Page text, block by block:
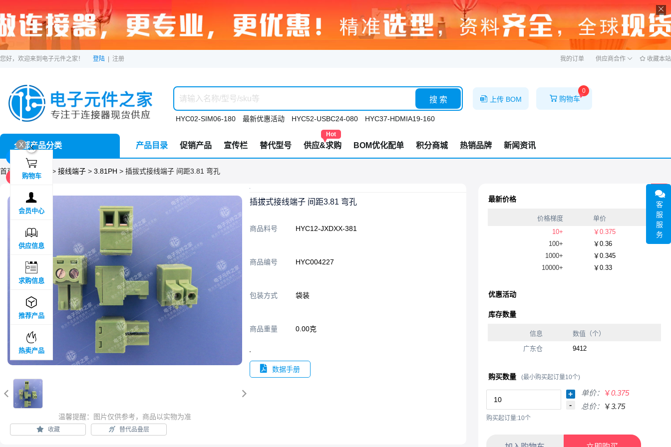
ဆ
您好，欢迎来到电子元件之家！ 登陆 注册 我的订单 供应商合作 收藏本站
HYC02-SIM06-180 最新优惠活动 HYC52-USBC24-080 HYC37-HDMIA19-160
搜 索 上传 BOM
0
购物车
全部产品分类 产品目录 促销产品 宣传栏 替代型号
Hot
供应&求购 BOM优化配单 积分商城 热销品牌 新闻资讯
首页 > 分类目录 > 接线端子 > 3.81PH > 插拔式接线端子 间距3.81 弯孔
 
温馨提醒：图片仅供参考，商品以实物为准
收藏 替代品叠层
插拔式接线端子 间距3.81 弯孔
商品料号 HYC12-JXDXX-381
商品编号 HYC004227
包装方式 袋装
商品重量 0.00克
数据手册
1F
最新价格
价格梯度
单价
10+
￥0.375
100+
￥0.36
1000+
￥0.345
10000+
￥0.33
优惠活动
库存数量
信息
数值（个）
广东仓
9412
购买数量 (最小购买起订量10个)
+
-
单价： ￥0.375
总价：
￥3.75
购买起订量:10个
X ဆ

购物车

会员中心

供应信息

求购信息

推荐产品

热卖产品
客
服
服
务